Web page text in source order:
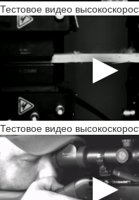
Тестовое видео
Тестовое видео